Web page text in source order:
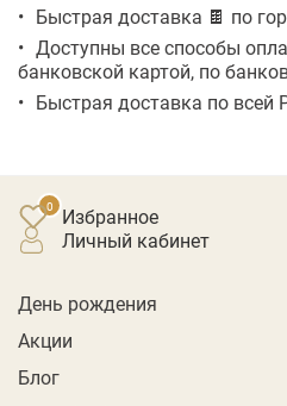
Быстрая доставка 🍫 по
Доступны все способы
банковской картой, по
Быстрая доставка по всей
Избранное
личный кабинет
День рождения
Акции
Блог